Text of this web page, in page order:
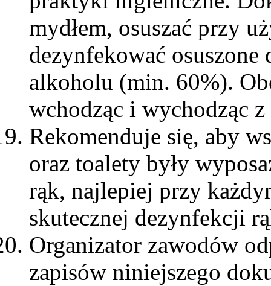
mydłem, osuszać przy
dezynfekować osuszone
alkoholu (min. 60%).
wchodząc i wychodząc
Rekomenduje się, aby
oraz toalety były
rąk, najlepiej przy
skutecznej dezynfekcji
Organizator zawodów
zapisów niniejszego